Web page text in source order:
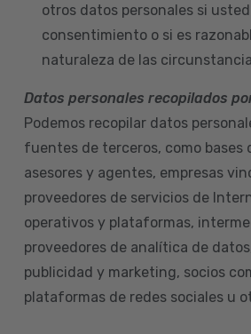
otros datos personales si
consentimiento o si es
naturaleza de las
Datos personales recopilados
Podemos recopilar datos
fuentes de terceros, como bases
asesores y agentes, empresas
proveedores de servicios de
operativos y plataformas,
proveedores de analítica de
publicidad y marketing, socios
plataformas de redes sociales u